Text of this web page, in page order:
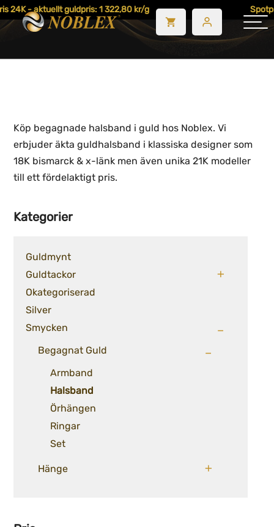
- aktuellt guldpris: 1 322,80 kr/g
Köp begagnade halsband i guld hos Noblex. Vi
erbjuder äkta guldhalsband i klassiska designer som
18K bismarck & x-länk men även unika 21K modeller
till ett fördelaktigt pris.
Kategorier
Guldmynt
Guldtackor
Okategoriserad
Silver
Smycken
Begagnat Guld
Armband
Halsband
Örhängen
Ringar
Set
Hänge